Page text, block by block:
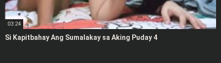
03:24
Si Kapitbahay Ang Sumalakay sa Aking Puday 4